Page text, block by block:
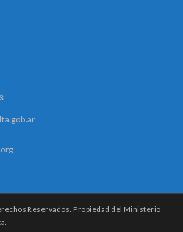
Reservados. Propiedad del Ministerio